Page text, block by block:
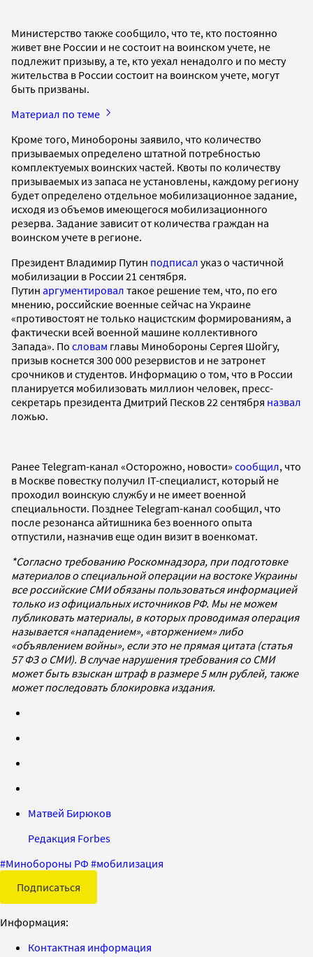
Министерство также сообщило, что те, кто постоянно
живет вне России и не состоит на воинском учете, не
подлежит призыву, а те, кто уехал ненадолго и по месту
жительства в России состоит на воинском учете, могут
быть призваны.
Материал по теме
Кроме того, Минобороны заявило, что количество
призываемых определено штатной потребностью
комплектуемых воинских частей. Квоты по количеству
призываемых из запаса не установлены, каждому региону
будет определено отдельное мобилизационное задание,
исходя из объемов имеющегося мобилизационного
резерва. Задание зависит от количества граждан на
воинском учете в регионе.
Президент Владимир Путин подписал указ о частичной
мобилизации в России 21 сентября.
Путин аргументировал такое решение тем, что, по его
мнению, российские военные сейчас на Украине
«противостоят не только нацистским формированиям, а
фактически всей военной машине коллективного
Запада». По словам главы Минобороны Сергея Шойгу,
призыв коснется 300 000 резервистов и не затронет
срочников и студентов. Информацию о том, что в России
планируется мобилизовать миллион человек, пресс-
секретарь президента Дмитрий Песков 22 сентября назвал
ложью.
Ранее Telegram-канал «Осторожно, новости» сообщил, что
в Москве повестку получил IT-специалист, который не
проходил воинскую службу и не имеет военной
специальности. Позднее Telegram-канал сообщил, что
после резонанса айтишника без военного опыта
отпустили, назначив еще один визит в военкомат.
*Согласно требованию Роскомнадзора, при подготовке
материалов о специальной операции на востоке Украины
все российские СМИ обязаны пользоваться информацией
только из официальных источников РФ. Мы не можем
публиковать материалы, в которых проводимая операция
называется «нападением», «вторжением» либо
«объявлением войны», если это не прямая цитата (статья
57 ФЗ о СМИ). В случае нарушения требования со СМИ
может быть взыскан штраф в размере 5 млн рублей, также
может последовать блокировка издания.
Матвей Бирюков
Редакция Forbes
#Минобороны РФ #мобилизация
Подписаться
Информация:
Контактная информация